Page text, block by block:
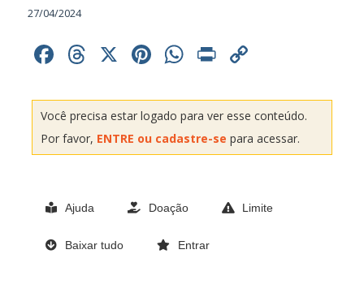
27/04/2024
Facebook
Threads
X Pinterest
WhatsApp
Print
Você precisa estar logado para ver esse conteúdo.
Por favor, ENTRE ou cadastre-se para acessar.
Ajuda Doação Limite
Baixar tudo Entrar